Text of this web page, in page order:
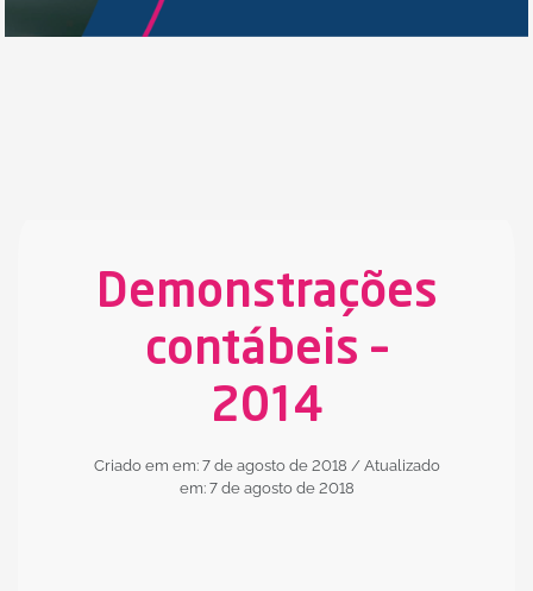
Demonstrações
contábeis –
2014
Criado em em: 7 de agosto de 2018 / Atualizado
em: 7 de agosto de 2018